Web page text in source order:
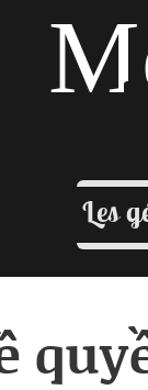
Les